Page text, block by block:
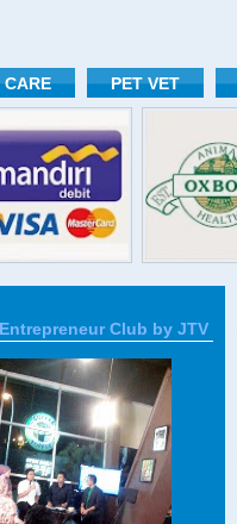
CARE PET VET
Entrepreneur Club by JTV